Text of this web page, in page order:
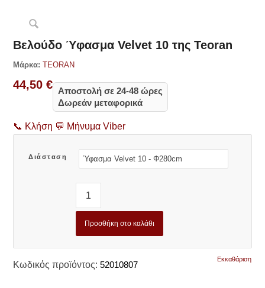
Βελούδο Ύφασμα Velvet 10 της Teoran
Μάρκα: TEORAN
44,50€ Αποστολή σε 24-48 ώρες
Δωρεάν μεταφορικά
📞 Κλήση 💬 Μήνυμα Viber
Διάσταση
Εκκαθάριση
Προσθήκη στο καλάθι
Κωδικός προϊόντος: 52010807